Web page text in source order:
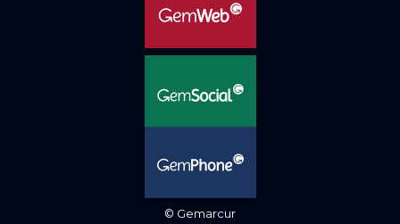
© Gemarcur